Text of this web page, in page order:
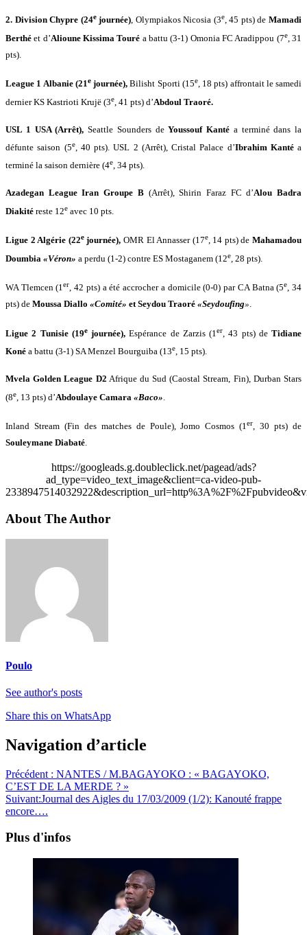
2. Division Chypre (24ejournée), Olympiakos Nicosia (3e, 45 pts) deMamadi
Berthé et d’Alioune Kissima Touré a battu (3-1) Omonia FC Aradippou (7e, 31
pts).
League 1 Albanie (21ejournée), Bilisht Sporti (15e, 18 pts) affrontait le samedi
dernier KS Kastrioti Krujë (3e , 41 pts) d’Abdoul Traoré.
USL 1 USA (Arrêt), Seattle Sounders deYoussouf Kanté a terminé dans la
défunte saison (5e, 40 pts). USL 2 (Arrêt), Cristal Palace d’Ibrahim Kanté a
terminé la saison dernière (4e, 34 pts).
Azadegan League Iran Groupe B(Arrêt), Shirin Faraz FC d’Alou Badra
Diakité reste 12e avec 10 pts.
Ligue 2 Algérie (22ejournée), OMR El Annasser (17e, 14 pts) de Mahamadou
Doumbia «Véron» a perdu (1-2) contre ES Mostaganem (12e , 28 pts).
WA Tlemcen (1er, 42 pts) a été accrocher a domicile (0-0) par CA Batna (5e, 34
pts) de Moussa Diallo «Comité» et Seydou Traoré «Seydoufing».
Ligue 2 Tunisie (19ejournée), Espérance de Zarzis (1 er , 43 pts) de Tidiane
Koné a battu (3-1) SA Menzel Bourguiba (13e, 15 pts).
Mvela Golden League D2 Afrique du Sud (Caostal Stream, Fin), Durban Stars
(8e , 13 pts) d’Abdoulaye Camara «Baco»
Inland Stream (Fin des matches de Poule), Jomo Cosmos (1er
, 30 pts) de
Souleymane Diabaté
https://googleads.g.doubleclick.net/pagead/ads?
ad_type=video_text_image&client=ca-video-pub-
About The Author
Poulo
See author's posts
Share this on WhatsApp
Navigation d’article
Précédent : NANTES / M.BAGAYOKO : « BAGAYOKO,
C’EST DE LA MERDE ? »
Suivant:Journal des Aigles du 17/03/2009 (1/2): Kanouté frappe
encore….
Plus d'infos